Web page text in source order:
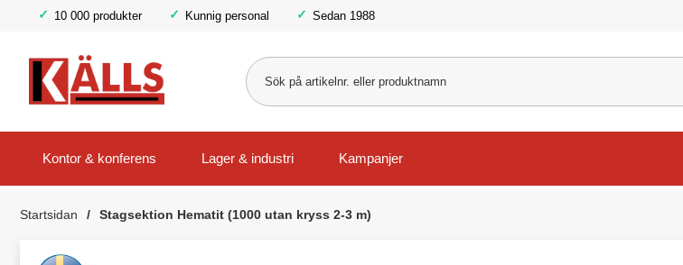
10 000 produkter Kunnig personal Sedan 1988
Kontor & konferens Lager & industri Kampanjer
Startsidan Stagsektion Hematit (1000 utan kryss 2-3 m)